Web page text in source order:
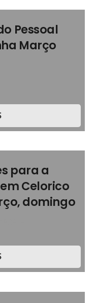
Pessoal
Março
para a
Celorico
domingo